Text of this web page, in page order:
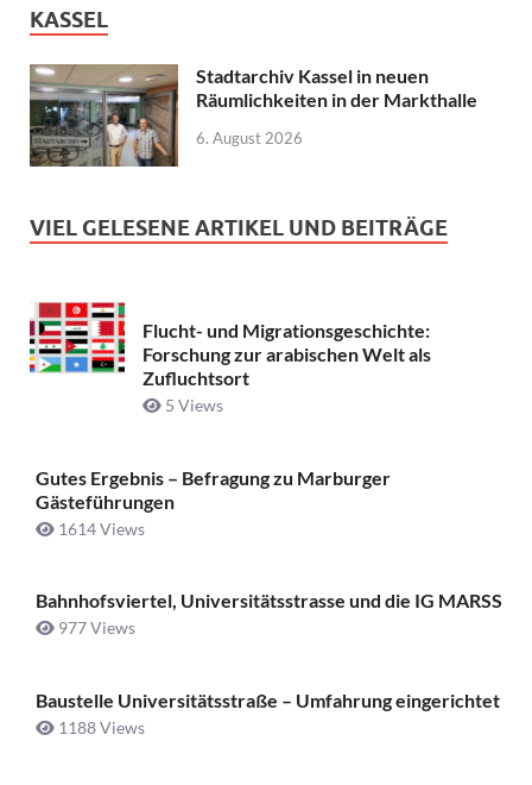
KASSEL
Stadtarchiv Kassel in neuen
Räumlichkeiten in der Markthalle
6. August 2026
VIEL GELESENE ARTIKEL UND BEITRÄGE
Flucht- und Migrationsgeschichte:
Forschung zur arabischen Welt als
Zufluchtsort
5 Views
Gutes Ergebnis – Befragung zu Marburger
Gästeführungen
1614 Views
Bahnhofsviertel, Universitätsstrasse und die IG MARSS
977 Views
Baustelle Universitätsstraße ­– Umfahrung eingerichtet
1188 Views